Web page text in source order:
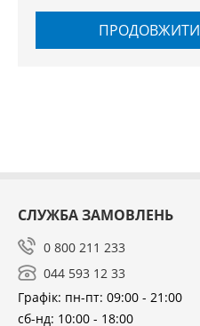
ПРОДОВЖИТИ
СЛУЖБА ЗАМОВЛЕНЬ
0 800 211 233
044 593 12 33
Графік: пн-пт: 09:00 - 21:00
сб-нд: 10:00 - 18:00